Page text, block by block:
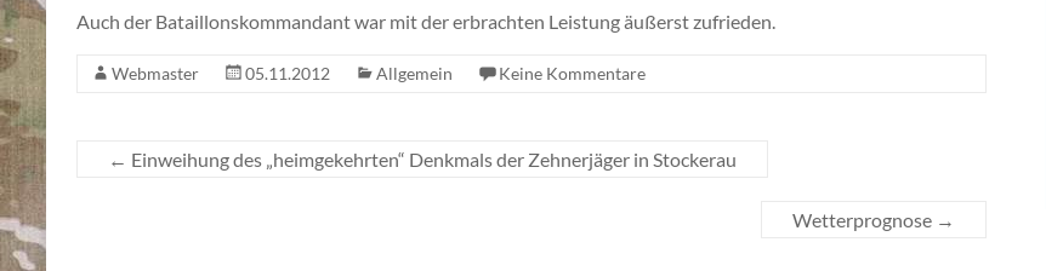
Auch der Bataillonskommandant war mit der erbrachten Leistung äußerst zufrieden.
Webmaster 05.11.2012 Allgemein Keine Kommentare
← Einweihung des „heimgekehrten“ Denkmals der Zehnerjäger in Stockerau
Wetterprognose →